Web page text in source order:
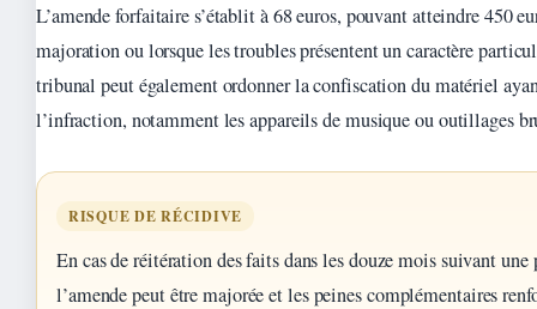
L’amende forfaitaire s’établit à 68 euros, pouvant atteindre 450
majoration ou lorsque les troubles présentent un caractère
tribunal peut également ordonner la confiscation du matériel
l’infraction, notamment les appareils de musique ou outillages
RISQUE DE RÉCIDIVE
En cas de réitération des faits dans les douze mois suivant
l’amende peut être majorée et les peines complémentaires